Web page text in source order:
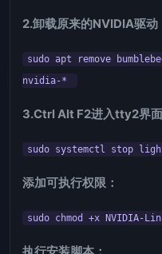
2.卸载原来的NVIDIA驱动
sudo apt remove
nvidia-*
3.Ctrl Alt F2进入tty2界面
sudo systemctl stop
添加可执行权限：
sudo chmod +x NVIDIA-